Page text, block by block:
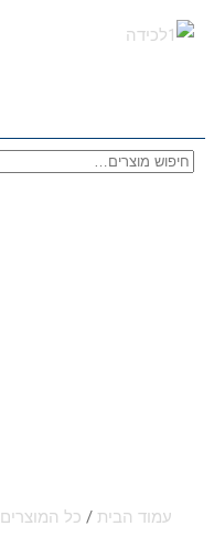
עמוד הבית / כל המוצרים